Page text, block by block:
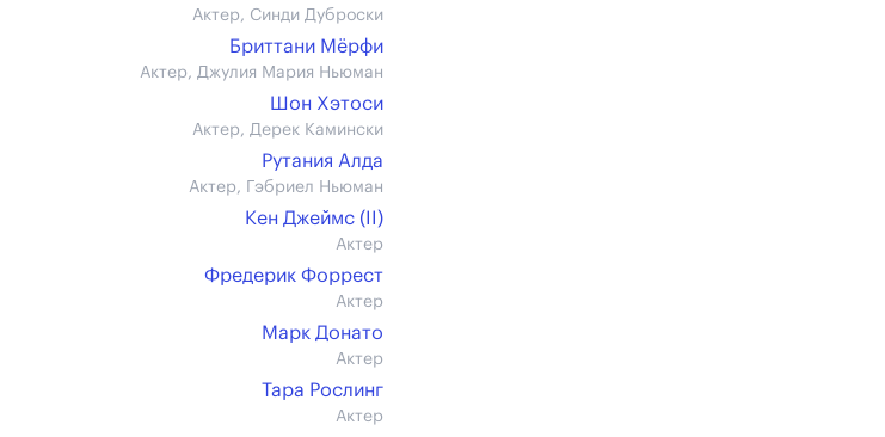
Актер, Синди Дуброски
Бриттани Мёрфи
Актер, Джулия Мария Ньюман
Шон Хэтоси
Актер, Дерек Камински
Рутания Алда
Актер, Гэбриел Ньюман
Кен Джеймс (II)
Актер
Фредерик Форрест
Актер
Марк Донато
Актер
Тара Рослинг
Актер